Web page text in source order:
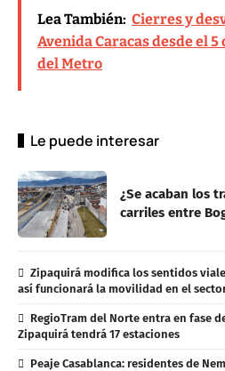
Lea También: Cierres y
Avenida Caracas desde el
del Metro
Le puede interesar
¿Se acaban los
carriles entre
Zipaquirá modifica los sentidos
así funcionará la movilidad en el
RegioTram del Norte entra en fase
Zipaquirá tendrá 17 estaciones
Peaje Casablanca: residentes de